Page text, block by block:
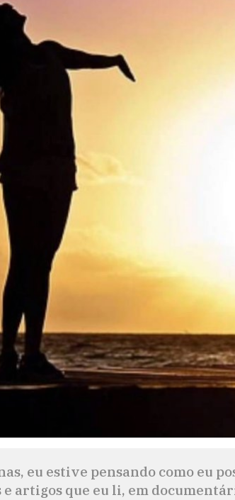
eu estive pensando como eu
artigos que eu li, em